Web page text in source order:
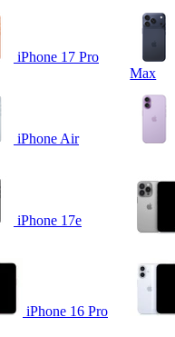
iPhone 17 Pro
Max
iPhone Air
iPhone 17e
iPhone 16 Pro